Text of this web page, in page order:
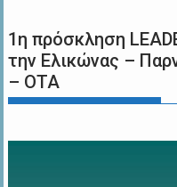
1η πρόσκληση
την Ελικώνας –
– ΟΤΑ